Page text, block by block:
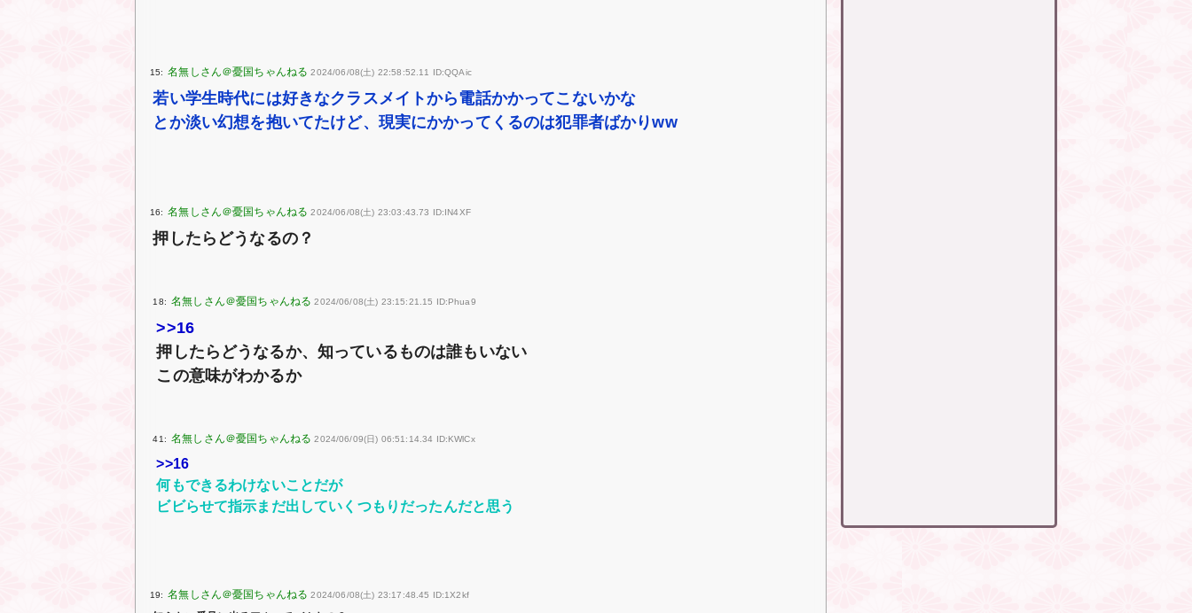
15: 2024/06/08(土) 22:58:52.11 ID:QQAic
若い学生時代には好きなクラスメイトから電話かかってこないかな
とか淡い幻想を抱いてたけど、現実にかかってくるのは犯罪者ばかりww
16: 2024/06/08(土) 23:03:43.73 ID:IN4XF
押したらどうなるの？
18: 2024/06/08(土) 23:15:21.15 ID:Phua9
>>16
押したらどうなるか、知っているものは誰もいない
この意味がわかるか
41: 2024/06/09(日) 06:51:14.34 ID:KWlCx
>>16
何もできるわけないことだが
ビビらせて指示まだ出していくつもりだったんだと思う
19: 2024/06/08(土) 23:17:48.45 ID:1X2kf